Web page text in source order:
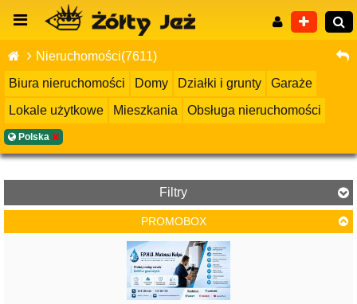
Nieruchomości(7611)
Biura nieruchomości
Domy Działki i grunty
Garaże
Lokale użytkowe
Mieszkania Obsługa nieruchomości
Polska
Filtry
PROMOBOX